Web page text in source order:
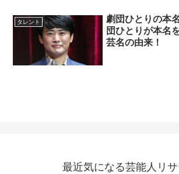
タレント
劇団ひとりの本
団ひとりが本名
芸名の由来！
最近気になる芸能人リ